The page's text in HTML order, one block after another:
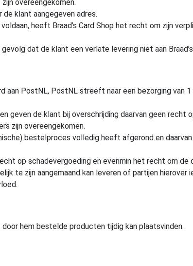
overeengekomen.
klant aangegeven adres.
heeft Braad’s Card Shop het recht om zijn
dat de klant een verlate levering niet aan
PostNL, PostNL streeft naar een bezorging van 1
geven de klant bij overschrijding daarvan geen recht
zijn overeengekomen.
bestelproces volledig heeft afgerond en
op schadevergoeding en evenmin het recht om
te zijn aangemaand kan leveren of partijen hierover
hem bestelde producten tijdig kan plaatsvinden.